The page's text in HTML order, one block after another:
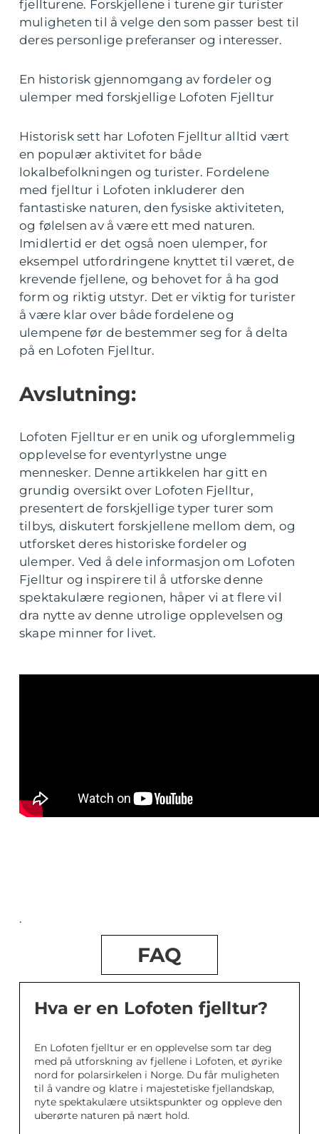
fjellturene. Forskjellene i turene gir turister
muligheten til å velge den som passer best til
deres personlige preferanser og interesser.
En historisk gjennomgang av fordeler og
ulemper med forskjellige Lofoten Fjelltur
Historisk sett har Lofoten Fjelltur alltid vært
en populær aktivitet for både
lokalbefolkningen og turister. Fordelene
med fjelltur i Lofoten inkluderer den
fantastiske naturen, den fysiske aktiviteten,
og følelsen av å være ett med naturen.
Imidlertid er det også noen ulemper, for
eksempel utfordringene knyttet til været, de
krevende fjellene, og behovet for å ha god
form og riktig utstyr. Det er viktig for turister
å være klar over både fordelene og
ulempene før de bestemmer seg for å delta
på en Lofoten Fjelltur.
Avslutning:
Lofoten Fjelltur er en unik og uforglemmelig
opplevelse for eventyrlystne unge
mennesker. Denne artikkelen har gitt en
grundig oversikt over Lofoten Fjelltur,
presentert de forskjellige typer turer som
tilbys, diskutert forskjellene mellom dem, og
utforsket deres historiske fordeler og
ulemper. Ved å dele informasjon om Lofoten
Fjelltur og inspirere til å utforske denne
spektakulære regionen, håper vi at flere vil
dra nytte av denne utrolige opplevelsen og
skape minner for livet.
.
FAQ
Hva er en Lofoten fjelltur?
En Lofoten fjelltur er en opplevelse som tar deg
med på utforskning av fjellene i Lofoten, et øyrike
nord for polarsirkelen i Norge. Du får muligheten
til å vandre og klatre i majestetiske fjellandskap,
nyte spektakulære utsiktspunkter og oppleve den
uberørte naturen på nært hold.